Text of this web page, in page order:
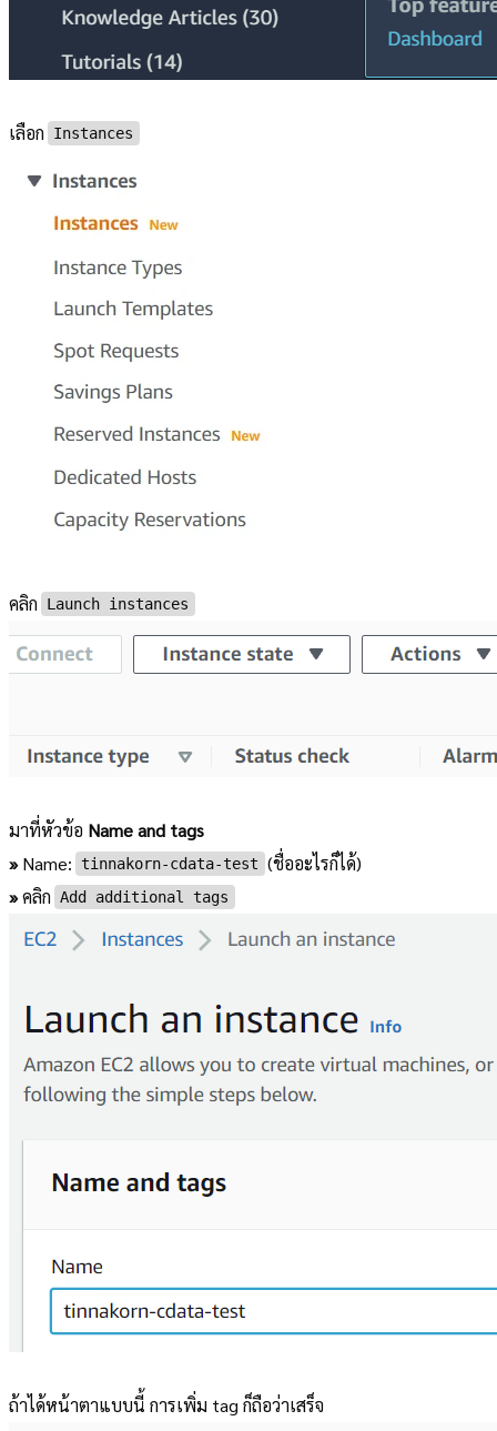
เลือก Instances
คลิก Launch instances
มาที่หัวข้อ Name and tags
»Name: tinnakorn-cdata-test (ชื่ออะไรก็ได้)
»คลิก Add additional tags
ถ้าได้หน้าตาแบบนี้ การเพิ่ม tag ก็ถือว่าเสร็จ